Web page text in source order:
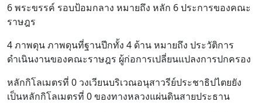
6 พระขรรค์ รอบป้อมกลาง หมายถึง หลัก 6 ประการของคณะ
ราษฎร
4 ภาพดุน ภาพดุนที่ฐานปีกทั้ง 4 ด้าน หมายถึง ประวัติการ
ดำเนินงานของคณะราษฎร ผู้ก่อการเปลี่ยนแปลงการปกครอง
หลักกิโลเมตรที่ 0 วงเวียนบริเวณอนุสาวรีย์ประชาธิปไตยยัง
เป็นหลักกิโลเมตรที่ 0 ของทางหลวงแผ่นดินสายประธาน